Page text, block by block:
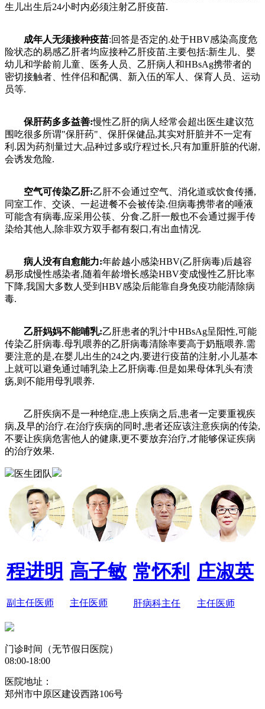
生儿出生后24小时内必须注射乙肝疫苗.
成年人无须接种疫苗:回答是否定的.处于HBV感染高度危
险状态的易感乙肝者均应接种乙肝疫苗.主要包括:新生儿、婴
幼儿和学龄前儿童、医务人员、乙肝病人和HBsAg携带者的
密切接触者、性伴侣和配偶、新入伍的军人、保育人员、运动
员等.
保肝药多多益善:慢性乙肝的病人经常会超出医生建议范
围吃很多所谓"保肝药"、保肝保健品,其实对肝脏并不一定有
利.因为药剂量过大,品种过多或疗程过长,只有加重肝脏的代谢,
会诱发危险.
空气可传染乙肝:乙肝不会通过空气、消化道或饮食传播,
同室工作、交谈、一起进餐不会被传染.但病毒携带者的唾液
可能含有病毒,应采用公筷、分食.乙肝一般也不会通过握手传
染给其他人,除非双方双手都有裂口,有出血情况.
病人没有自愈能力:年龄越小感染HBV(乙肝病毒)后越容
易形成慢性感染者,随着年龄增长感染HBV变成慢性乙肝比率
下降,我国大多数人受到HBV感染后能靠自身免疫功能清除病
毒.
乙肝妈妈不能哺乳:乙肝患者的乳汁中HBsAg呈阳性,可能
传染乙肝病毒.母乳喂养的乙肝病毒清除率要高于奶瓶喂养.需
要注意的是,在婴儿出生的24之内,要进行疫苗的注射,小儿基本
上就可以避免通过哺乳染上乙肝病毒.但是如果母体乳头有溃
疡,则不能用母乳喂养.
乙肝疾病不是一种绝症,患上疾病之后,患者一定要重视疾
病,及早的治疗.在治疗疾病的同时,患者还应该注意疾病的传染,
不要让疾病危害他人的健康,更不要放弃治疗,才能够保证疾病
的治疗效果.
医生团队
程进明
副主任医师
高子敏
主任医师
常怀利
肝病科主任
庄淑英
主任医师
门诊时间（无节假日医院）
08:00-18:00
医院地址：
郑州市中原区建设西路106号